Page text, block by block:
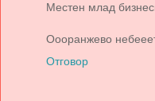
Местен млад
Оооранжево
Отговор